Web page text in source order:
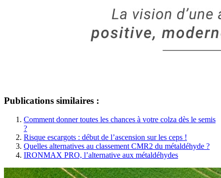
Publications similaires :
Comment donner toutes les chances à votre colza dès le semis
?
Risque escargots : début de l’ascension sur les ceps !
Quelles alternatives au classement CMR2 du métaldéhyde ?
IRONMAX PRO, l’alternative aux métaldéhydes